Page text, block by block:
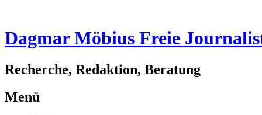
Dagmar Möbius Freie
Recherche, Redaktion, Beratung
Menü